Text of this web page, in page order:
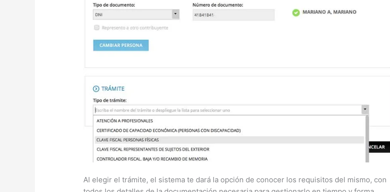
Al elegir el trámite, el sistema te dará la opción de conocer los requisitos del mismo, con